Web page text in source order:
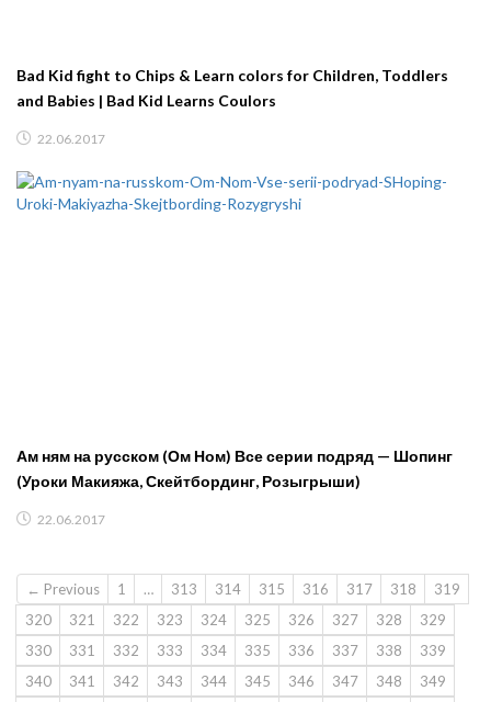
Bad Kid fight to Chips & Learn colors for Children, Toddlers
and Babies | Bad Kid Learns Coulors
22.06.2017
Ам ням на русском (Ом Ном) Все серии подряд — Шопинг
(Уроки Макияжа, Скейтбординг, Розыгрыши)
22.06.2017
← Previous 1 … 313 314 315 316 317 318
319
320
321 322 323 324 325 326 327 328
329
330
331 332 333 334 335 336 337 338
339
340
341 342 343 344 345 346 347 348
349